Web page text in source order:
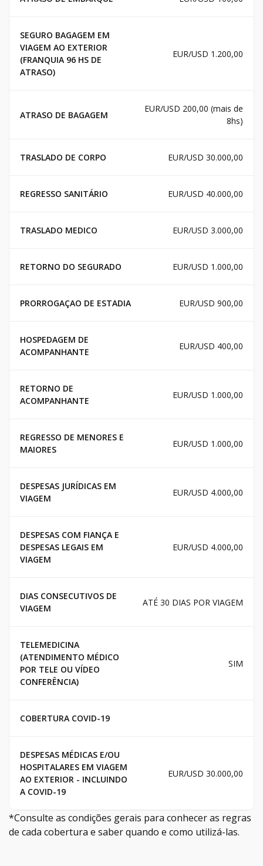
SEGURO BAGAGEM EM
VIAGEM AO EXTERIOR
(FRANQUIA 96 HS DE
ATRASO)
EUR/USD 1.200,00
ATRASO DE BAGAGEM
EUR/USD 200,00 (mais de
8hs)
TRASLADO DE CORPO EUR/USD 30.000,00
REGRESSO SANITÁRIO EUR/USD 40.000,00
TRASLADO MEDICO EUR/USD 3.000,00
RETORNO DO SEGURADO EUR/USD 1.000,00
PRORROGAÇAO DE ESTADIA EUR/USD 900,00
HOSPEDAGEM DE
ACOMPANHANTE
EUR/USD 400,00
RETORNO DE
ACOMPANHANTE
EUR/USD 1.000,00
REGRESSO DE MENORES E
MAIORES
EUR/USD 1.000,00
DESPESAS JURÍDICAS EM
VIAGEM
EUR/USD 4.000,00
DESPESAS COM FIANÇA E
DESPESAS LEGAIS EM
VIAGEM
EUR/USD 4.000,00
DIAS CONSECUTIVOS DE
VIAGEM
ATÉ 30 DIAS POR VIAGEM
TELEMEDICINA
(ATENDIMENTO MÉDICO
POR TELE OU VÍDEO
CONFERÊNCIA)
SIM
COBERTURA COVID-19
DESPESAS MÉDICAS E/OU
HOSPITALARES EM VIAGEM
AO EXTERIOR - INCLUINDO
A COVID-19
EUR/USD 30.000,00
*Consulte as condições gerais para conhecer as regras
de cada cobertura e saber quando e como utilizá-las.